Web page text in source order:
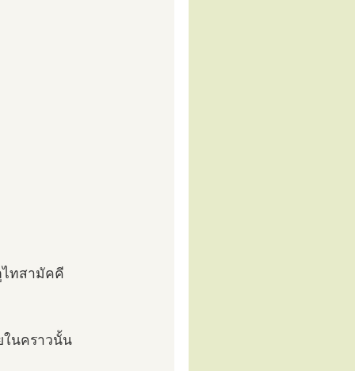
ไทสามัคคี
ในคราวนั้น